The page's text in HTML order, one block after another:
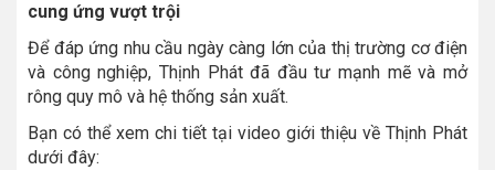
cung ứng vượt trội
Để đáp ứng nhu cầu ngày càng lớn của thị trường cơ điện
và công nghiệp, Thịnh Phát đã đầu tư mạnh mẽ và mở
rông quy mô và hệ thống sản xuất.
Bạn có thể xem chi tiết tại video giới thiệu về Thịnh Phát
dưới đây: